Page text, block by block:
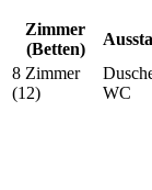
Zimmer
(Betten)
8 Zimmer
(12)
WC